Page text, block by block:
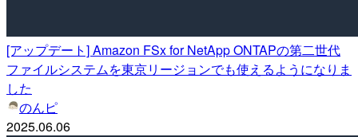
[アップデート] Amazon FSx for NetApp ONTAPの第二世代
ファイルシステムを東京リージョンでも使えるようになりま
した
のんピ
2025.06.06